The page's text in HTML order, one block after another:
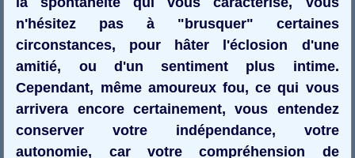
n'hésitez pas à "brusquer" certaines
circonstances, pour hâter l'éclosion d'une
amitié, ou d'un sentiment plus intime.
Cependant, même amoureux fou, ce qui vous
arrivera encore certainement, vous entendez
conserver votre indépendance, votre
autonomie, car votre compréhension de